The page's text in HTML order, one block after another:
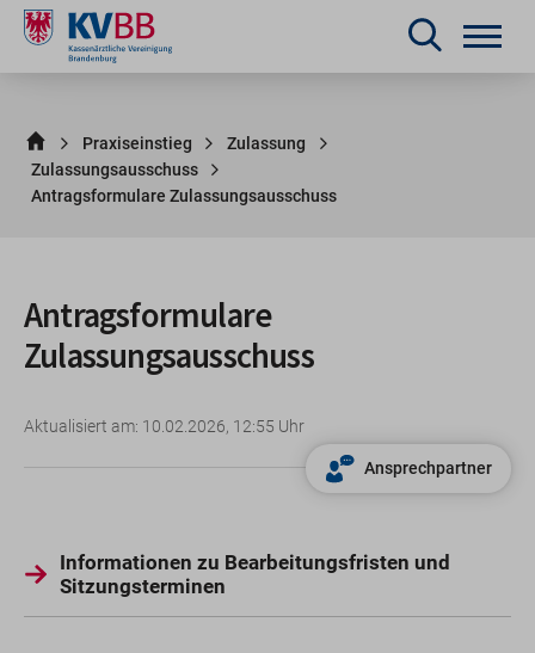
Praxiseinstieg
Zulassung
Zulassungsausschuss
Antragsformulare Zulassungsausschuss
Antragsformulare
Zulassungsausschuss
Aktualisiert am: 10.02.2026, 12:55 Uhr
Ansprechpartner
Informationen zu Bearbeitungsfristen und
Sitzungsterminen